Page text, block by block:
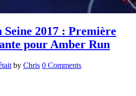
Seine 2017 : Première
pour Amber Run
by Chris 0 Comments